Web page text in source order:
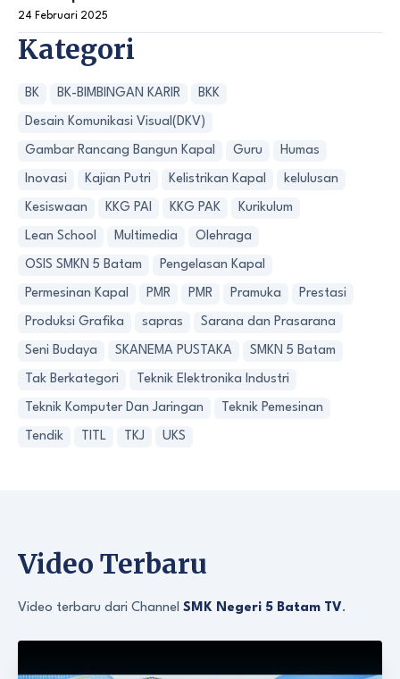
24 Februari 2025
Kategori
BK BK-BIMBINGAN KARIR BKK
Desain Komunikasi Visual(DKV)
Gambar Rancang Bangun Kapal Guru Humas
Inovasi Kajian Putri Kelistrikan Kapal kelulusan
Kesiswaan KKG PAI KKG PAK Kurikulum
Lean School Multimedia Olehraga
OSIS SMKN 5 Batam Pengelasan Kapal
Permesinan Kapal PMR PMR Pramuka Prestasi
Produksi Grafika sapras Sarana dan Prasarana
Seni Budaya SKANEMA PUSTAKA SMKN 5 Batam
Tak Berkategori Teknik Elektronika Industri
Teknik Komputer Dan Jaringan Teknik Pemesinan
Tendik TITL TKJ UKS
Video Terbaru
Video terbaru dari Channel SMK Negeri 5 Batam TV.